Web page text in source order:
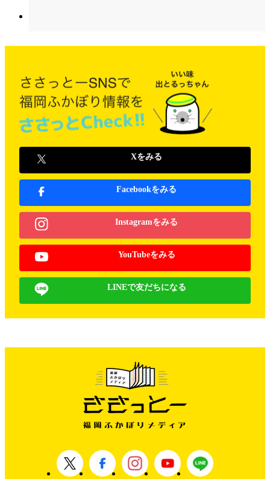
Xをみる
Facebookをみる
Instagramをみる
YouTubeをみる
LINEで友だちになる